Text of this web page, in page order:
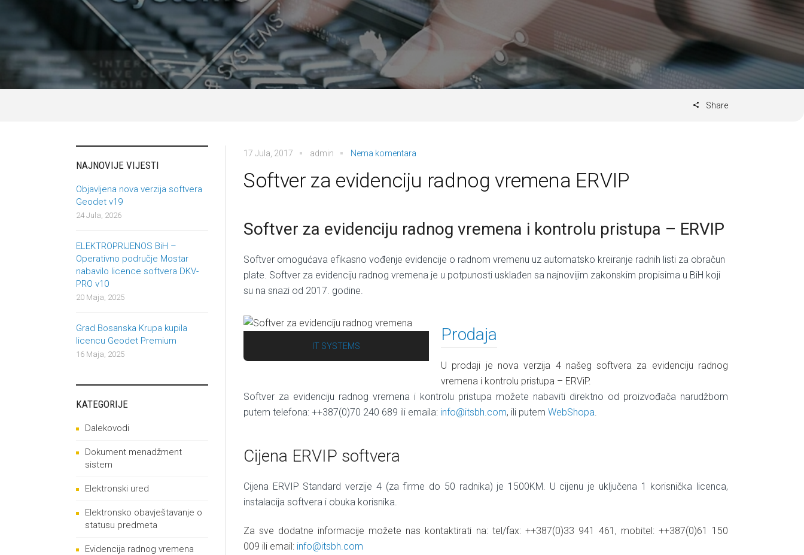
Share
17 Jula, 2017 admin Nema komentara
Softver za evidenciju radnog vremena ERVIP
Softver za evidenciju radnog vremena i kontrolu pristupa – ERVIP
Softver omogućava efikasno vođenje evidencije o radnom vremenu uz automatsko kreiranje radnih listi za obračun
plate. Softver za evidenciju radnog vremena je u potpunosti usklađen sa najnovijim zakonskim propisima u BiH koji
su na snazi od 2017. godine.
IT SYSTEMS
Prodaja
U prodaji je nova verzija 4 našeg softvera za evidenciju radnog
vremena i kontrolu pristupa – ERViP.
Softver za evidenciju radnog vremena i kontrolu pristupa možete nabaviti direktno od proizvođača narudžbom
putem telefona: ++387(0)70 240 689 ili emaila: info@itsbh.com, ili putem WebShopa.
Cijena ERVIP softvera
Cijena ERVIP Standard verzije 4 (za firme do 50 radnika) je 1500KM. U cijenu je uključena 1 korisnička licenca,
instalacija softvera i obuka korisnika.
Za sve dodatne informacije možete nas kontaktirati na: tel/fax: ++387(0)33 941 461, mobitel: ++387(0)61 150
009 ili email: info@itsbh.com
NAJNOVIJE VIJESTI
Objavljena nova verzija softvera
Geodet v19
24 Jula, 2026
ELEKTROPRIJENOS BiH –
Operativno područje Mostar
nabavilo licence softvera DKV-
PRO v10
20 Maja, 2025
Grad Bosanska Krupa kupila
licencu Geodet Premium
16 Maja, 2025
KATEGORIJE
Dalekovodi
Dokument menadžment
sistem
Elektronski ured
Elektronsko obavještavanje o
statusu predmeta
Evidencija radnog vremena